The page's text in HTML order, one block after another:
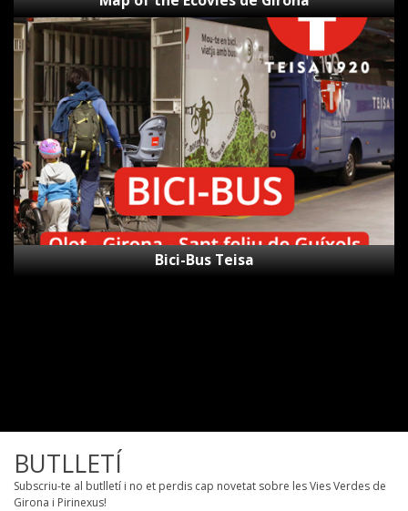
Bici-
Bus
Teisa
Bici-Bus Teisa
BUTLLETÍ
Subscriu-te al butlletí i no et perdis cap novetat sobre les Vies Verdes de
Girona i Pirinexus!